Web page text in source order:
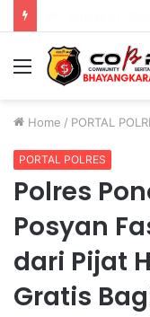
Menu
Home / PORTAL
PORTAL POLRES
Polres
Posyan
dari Pijat
Gratis